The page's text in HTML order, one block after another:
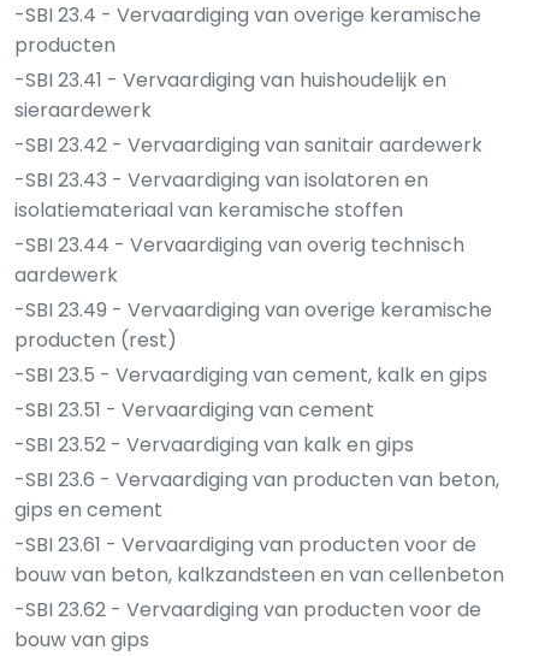
-SBI 23.4 - Vervaardiging van overige keramische
producten
-SBI 23.41 - Vervaardiging van huishoudelijk en
sieraardewerk
-SBI 23.42 - Vervaardiging van sanitair aardewerk
-SBI 23.43 - Vervaardiging van isolatoren en
isolatiemateriaal van keramische stoffen
-SBI 23.44 - Vervaardiging van overig technisch
aardewerk
-SBI 23.49 - Vervaardiging van overige keramische
producten (rest)
-SBI 23.5 - Vervaardiging van cement, kalk en gips
-SBI 23.51 - Vervaardiging van cement
-SBI 23.52 - Vervaardiging van kalk en gips
-SBI 23.6 - Vervaardiging van producten van beton,
gips en cement
-SBI 23.61 - Vervaardiging van producten voor de
bouw van beton, kalkzandsteen en van cellenbeton
-SBI 23.62 - Vervaardiging van producten voor de
bouw van gips